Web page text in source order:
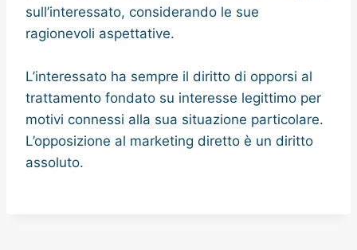
sull’interessato, considerando le sue
ragionevoli aspettative.
L’interessato ha sempre il diritto di opporsi al
trattamento fondato su interesse legittimo per
motivi connessi alla sua situazione particolare.
L’opposizione al marketing diretto è un diritto
assoluto.